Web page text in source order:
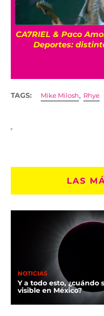
ENTREVISTA La
Un último show
TAGS: Mike Milosh, Rhye
LAS
NOTICIAS
Y a todo esto, ¿cuándo
visible en México?